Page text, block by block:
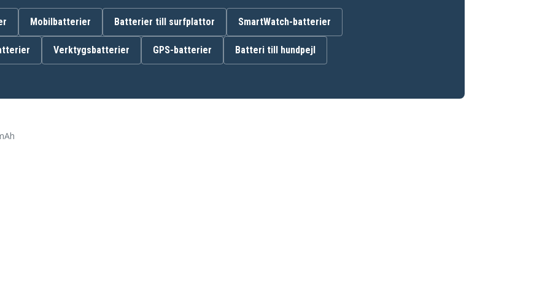
Mobilbatterier Batterier till surfplattor SmartWatch-batterier
Verktygsbatterier GPS-batterier Batteri till hundpejl